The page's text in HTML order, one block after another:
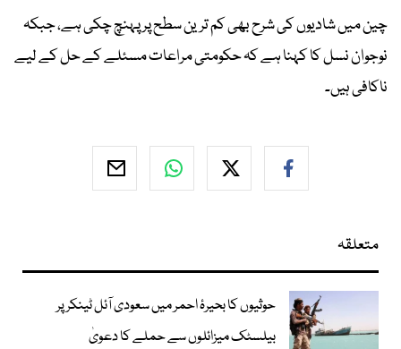
چین میں شادیوں کی شرح بھی کم ترین سطح پر پہنچ چکی ہے، جبکہ
نوجوان نسل کا کہنا ہے کہ حکومتی مراعات مسئلے کے حل کے لیے
ناکافی ہیں۔
متعلقہ
حوثیوں کا بحیرۂ احمر میں سعودی آئل ٹینکر پر
بیلسٹک میزائلوں سے حملے کا دعویٰ